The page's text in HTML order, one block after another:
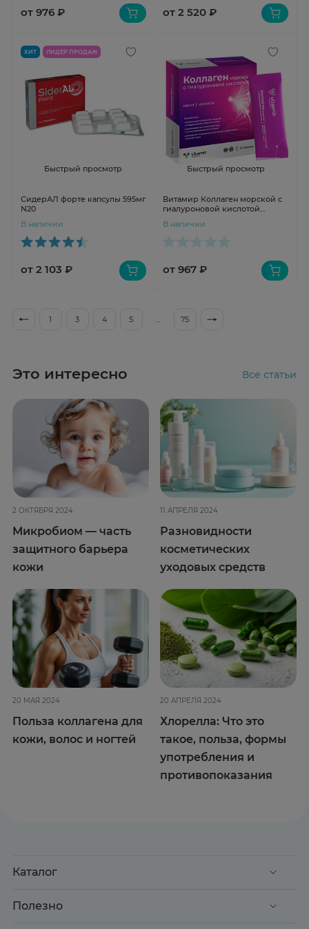
от 976 ₽ от 2 520 ₽
ХИТ ЛИДЕР ПРОДАЖ
Быстрый просмотр
СидерАЛ форте капсулы 595мг
N20
В наличии
от 2 103 ₽
Быстрый просмотр
Витамир Коллаген морской с
гиалуроновой кислотой
№15
В наличии
от 967 ₽
1 3 4 5 ... 75
Это интересно Все статьи
2 ОКТЯБРЯ 2024
Микробиом — часть
защитного барьера
кожи
11 АПРЕЛЯ 2024
Разновидности
косметических
уходовых средств
20 МАЯ 2024
Польза коллагена для
кожи, волос и ногтей
20 АПРЕЛЯ 2024
Хлорелла: Что это
такое, польза, формы
употребления и
противопоказания
Каталог
Акции
Полезно